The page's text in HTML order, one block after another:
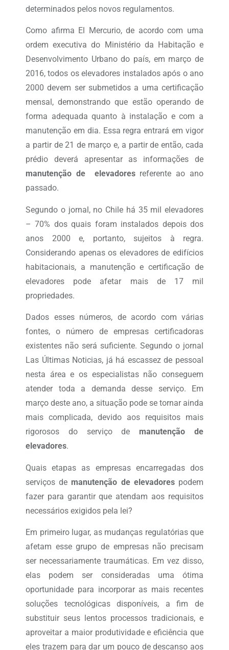
determinados pelos novos regulamentos.
Como afirma El Mercurio, de acordo com uma
ordem executiva do Ministério da Habitação e
Desenvolvimento Urbano do país, em março de
2016, todos os elevadores instalados após o ano
2000 devem ser submetidos a uma certificação
mensal, demonstrando que estão operando de
forma adequada quanto à instalação e com a
manutenção em dia. Essa regra entrará em vigor
a partir de 21 de março e, a partir de então, cada
prédio deverá apresentar as informações de
manutenção de elevadoresreferente ao ano
passado.
Segundo o jornal, no Chile há 35 mil elevadores
– 70% dos quais foram instalados depois dos
anos 2000 e, portanto, sujeitos à regra.
Considerando apenas os elevadores de edifícios
habitacionais, a manutenção e certificação de
elevadores pode afetar mais de 17 mil
propriedades.
Dados esses números, de acordo com várias
fontes, o número de empresas certificadoras
existentes não será suficiente. Segundo o jornal
Las Últimas Noticias, já há escassez de pessoal
nesta área e os especialistas não conseguem
atender toda a demanda desse serviço. Em
março deste ano, a situação pode se tornar ainda
mais complicada, devido aos requisitos mais
rigorosos do serviço de manutenção de
elevadores.
Quais etapas as empresas encarregadas dos
serviços de manutenção de elevadorespodem
fazer para garantir que atendam aos requisitos
necessários exigidos pela lei?
Em primeiro lugar, as mudanças regulatórias que
afetam esse grupo de empresas não precisam
ser necessariamente traumáticas. Em vez disso,
elas podem ser consideradas uma ótima
oportunidade para incorporar as mais recentes
soluções tecnológicas disponíveis, a fim de
substituir seus lentos processos tradicionais, e
aproveitar a maior produtividade e eficiência que
eles trazem para dar um pouco de descanso aos